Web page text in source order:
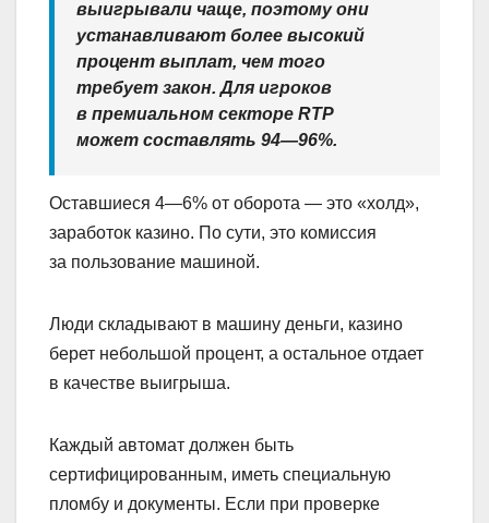
выигрывали чаще, поэтому они
устанавливают более высокий
процент выплат, чем того
требует закон. Для игроков
в премиальном секторе RTP
может составлять 94—96%.
Оставшиеся 4—6% от оборота — это «холд»,
заработок казино. По сути, это комиссия
за пользование машиной.
Люди складывают в машину деньги, казино
берет небольшой процент, а остальное отдает
в качестве выигрыша.
Каждый автомат должен быть
сертифицированным, иметь специальную
пломбу и документы. Если при проверке